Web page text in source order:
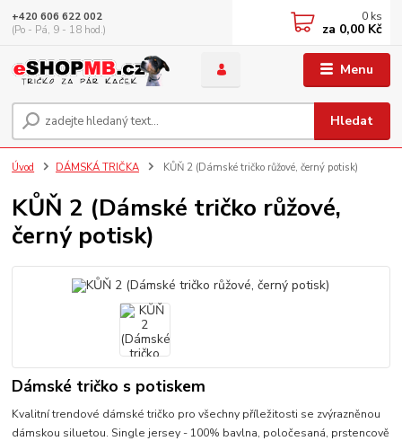
Menu
Hledat
+420 606 622 002
(Po - Pá, 9 - 18 hod.)
0 ks
za 0,00 Kč
Úvod DÁMSKÁ TRIČKA KŮŇ 2 (Dámské tričko růžové, černý potisk)
KŮŇ 2 (Dámské tričko růžové,
černý potisk)
Dámské tričko s potiskem
Kvalitní trendové dámské tričko pro všechny příležitosti se zvýrazněnou
dámskou siluetou. Single jersey - 100% bavlna, poločesaná, prstencově